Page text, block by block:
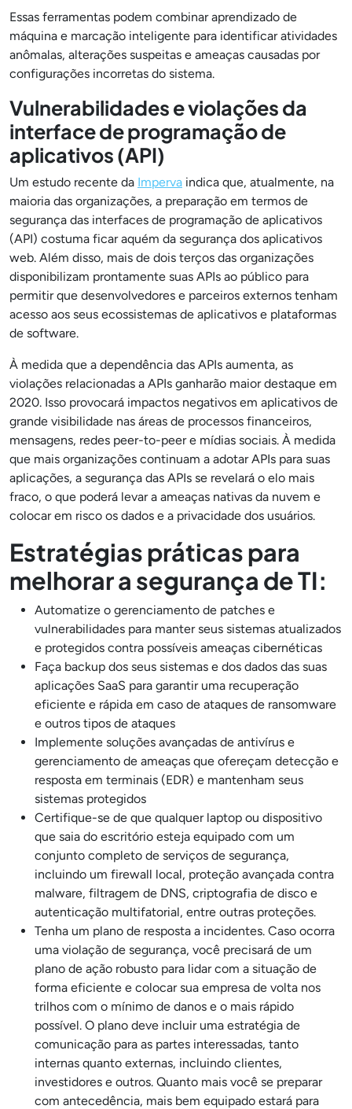
Essas ferramentas podem combinar aprendizado de
máquina e marcação inteligente para identificar atividades
anômalas, alterações suspeitas e ameaças causadas por
configurações incorretas do sistema.
Vulnerabilidades e violações da
interface de programação de
aplicativos (API)
Um estudo recente da Imperva indica que, atualmente, na
maioria das organizações, a preparação em termos de
segurança das interfaces de programação de aplicativos
(API) costuma ficar aquém da segurança dos aplicativos
web. Além disso, mais de dois terços das organizações
disponibilizam prontamente suas APIs ao público para
permitir que desenvolvedores e parceiros externos tenham
acesso aos seus ecossistemas de aplicativos e plataformas
de software.
À medida que a dependência das APIs aumenta, as
violações relacionadas a APIs ganharão maior destaque em
2020. Isso provocará impactos negativos em aplicativos de
grande visibilidade nas áreas de processos financeiros,
mensagens, redes peer-to-peer e mídias sociais. À medida
que mais organizações continuam a adotar APIs para suas
aplicações, a segurança das APIs se revelará o elo mais
fraco, o que poderá levar a ameaças nativas da nuvem e
colocar em risco os dados e a privacidade dos usuários.
Estratégias práticas para
melhorar a segurança de TI:
Automatize o gerenciamento de patches e
vulnerabilidades para manter seus sistemas atualizados
e protegidos contra possíveis ameaças cibernéticas
Faça backup dos seus sistemas e dos dados das suas
aplicações SaaS para garantir uma recuperação
eficiente e rápida em caso de ataques de ransomware
e outros tipos de ataques
Implemente soluções avançadas de antivírus e
gerenciamento de ameaças que ofereçam detecção e
resposta em terminais (EDR) e mantenham seus
sistemas protegidos
Certifique-se de que qualquer laptop ou dispositivo
que saia do escritório esteja equipado com um
conjunto completo de serviços de segurança,
incluindo um firewall local, proteção avançada contra
malware, filtragem de DNS, criptografia de disco e
autenticação multifatorial, entre outras proteções.
Tenha um plano de resposta a incidentes. Caso ocorra
uma violação de segurança, você precisará de um
plano de ação robusto para lidar com a situação de
forma eficiente e colocar sua empresa de volta nos
trilhos com o mínimo de danos e o mais rápido
possível. O plano deve incluir uma estratégia de
comunicação para as partes interessadas, tanto
internas quanto externas, incluindo clientes,
investidores e outros. Quanto mais você se preparar
com antecedência, mais bem equipado estará para